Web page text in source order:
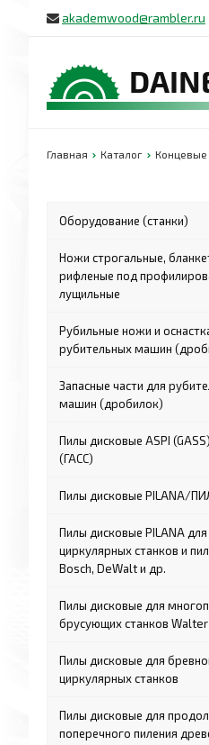
akademwood@rambler.ru
Главная Каталог
Оборудование (станки)
Ножи строгальные,
рифленые под
лущильные
Рубильные ножи и
рубительных машин
Запасные части для
машин (дробилок)
Пилы дисковые ASPI
(ГАСС)
Пилы дисковые PILANA/
Пилы дисковые PILANA для
циркулярных станков и
Bosch, DeWalt и др.
Пилы дисковые для
брусующих станков
Пилы дисковые для
циркулярных станков
Пилы дисковые для
поперечного пиления